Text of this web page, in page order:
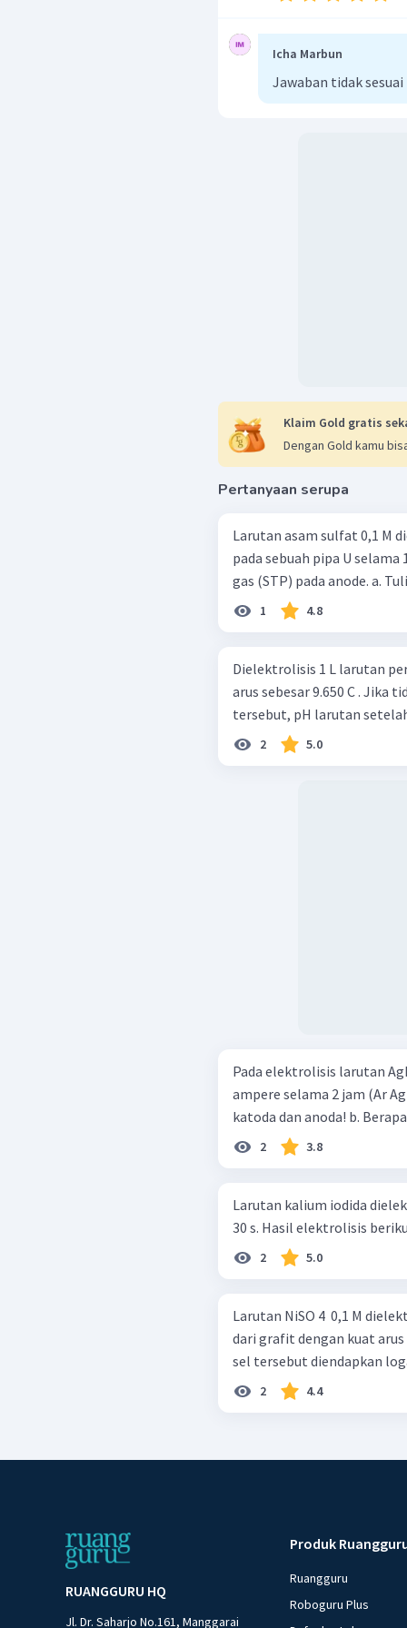
Icha Marbun
Jawaban tidak
Klaim Gold gratis
Dengan Gold kamu
Pertanyaan serupa
Larutan asam sulfat 0,1 M
pada sebuah pipa U
gas
1 4.8
Dielektrolisis 1 L larutan
arus sebesar 9.650 C . Jika
tersebut, pH larutan
2 5.0
Pada elektrolisis larutan
ampere selama 2 jam (Ar Ag = 108) a. Tuliskan reaksi
katoda dan
2 3.8
Larutan kalium iodida
30 s. Hasil elektrolisis
2 5.0
Larutan NiSO 4 ​ 0,1 M
dari grafit dengan kuat arus
sel tersebut diendapkan
2 4.4
RUANGGURU HQ
Jl. Dr. Saharjo No.161, Manggarai
Produk
Ruangguru
Roboguru Plus